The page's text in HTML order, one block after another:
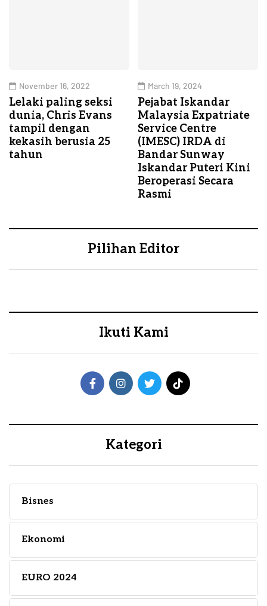
November 16, 2022
Lelaki paling seksi
dunia, Chris Evans
tampil dengan
kekasih berusia 25
tahun
March 19, 2024
Pejabat Iskandar
Malaysia Expatriate
Service Centre
(IMESC) IRDA di
Bandar Sunway
Iskandar Puteri Kini
Beroperasi Secara
Rasmi
Pilihan Editor
Ikuti Kami
Kategori
Bisnes
Ekonomi
EURO 2024